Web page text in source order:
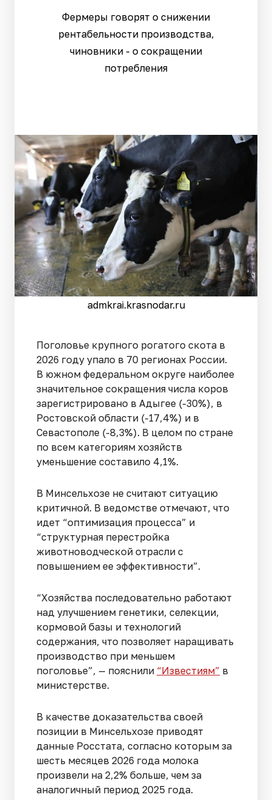
Фермеры говорят о снижении
рентабельности производства,
чиновники - о сокращении
потребления
admkrai.krasnodar.ru
Поголовье крупного рогатого скота в
2026 году упало в 70 регионах России.
В южном федеральном округе наиболее
значительное сокращения числа коров
зарегистрировано в Адыгее (-30%), в
Ростовской области (-17,4%) и в
Севастополе (-8,3%). В целом по стране
по всем категориям хозяйств
уменьшение составило 4,1%.
В Минсельхозе не считают ситуацию
критичной. В ведомстве отмечают, что
идет “оптимизация процесса” и
“структурная перестройка
животноводческой отрасли с
повышением ее эффективности”.
“Хозяйства последовательно работают
над улучшением генетики, селекции,
кормовой базы и технологий
содержания, что позволяет наращивать
производство при меньшем
поголовье”, — пояснили “Известиям” в
министерстве.
В качестве доказательства своей
позиции в Минсельхозе приводят
данные Росстата, согласно которым за
шесть месяцев 2026 года молока
произвели на 2,2% больше, чем за
аналогичный период 2025 года.